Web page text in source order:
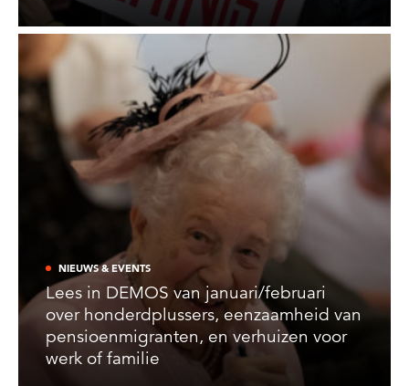
NIEUWS & EVENTS
Lees in DEMOS van januari/februari
over honderdplussers, eenzaamheid van
pensioenmigranten, en verhuizen voor
werk of familie